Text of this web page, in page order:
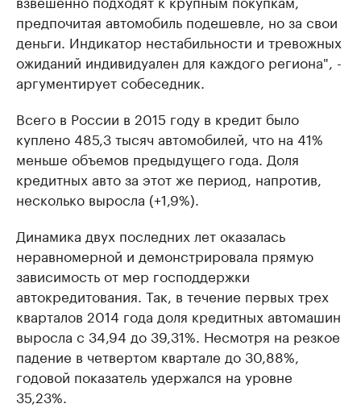
предпочитая автомобиль подешевле, но за свои
деньги. Индикатор нестабильности и тревожных
ожиданий индивидуален для каждого региона", -
аргументирует собеседник.
Всего в России в 2015 году в кредит было
куплено 485,3 тысяч автомобилей, что на 41%
меньше объемов предыдущего года. Доля
кредитных авто за этот же период, напротив,
несколько выросла (+1,9%).
Динамика двух последних лет оказалась
неравномерной и демонстрировала прямую
зависимость от мер господдержки
автокредитования. Так, в течение первых трех
кварталов 2014 года доля кредитных автомашин
выросла с 34,94 до 39,31%. Несмотря на резкое
падение в четвертом квартале до 30,88%,
годовой показатель удержался на уровне
35,23%.